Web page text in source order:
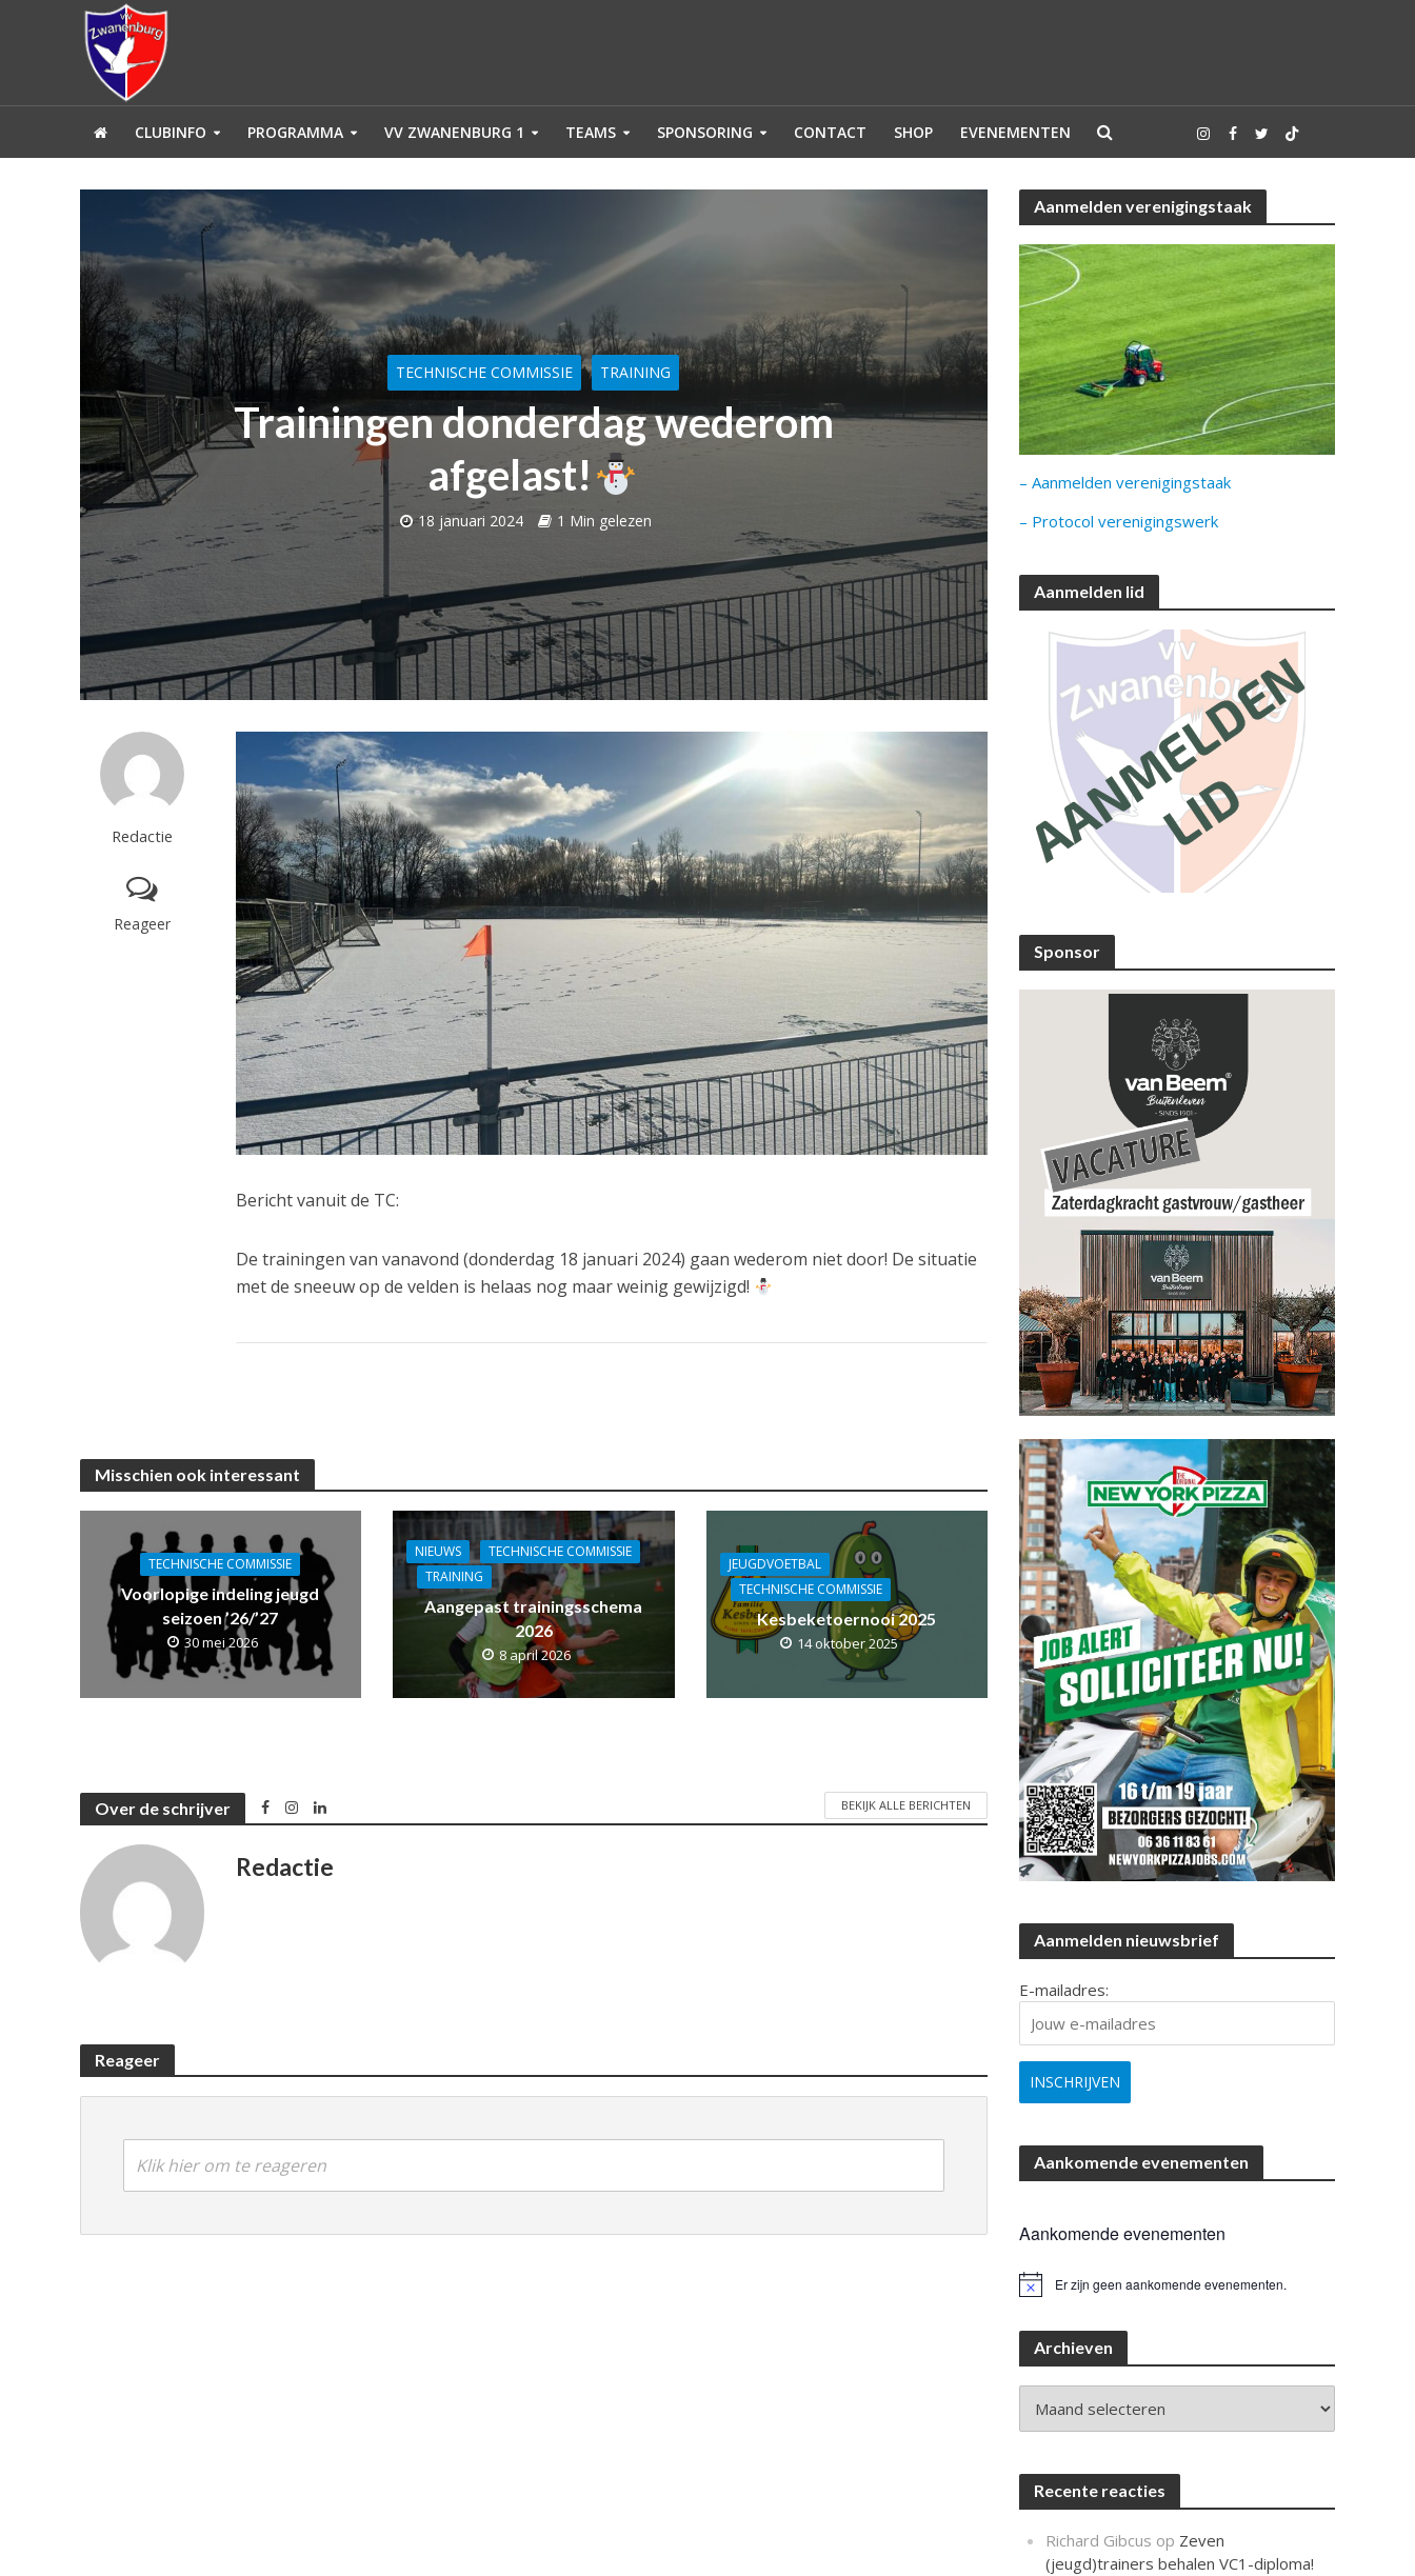
CLUBINFO PROGRAMMA VV ZWANENBURG 1 TEAMS SPONSORING CONTACT SHOP EVENEMENTEN
TECHNISCHE COMMISSIE TRAINING
Trainingen donderdag wederom
afgelast!
18 januari 2024 1 Min gelezen
Redactie
Reageer
Bericht vanuit de TC:
De trainingen van vanavond (donderdag 18 januari 2024) gaan wederom niet door! De situatie
met de sneeuw op de velden is helaas nog maar weinig gewijzigd!
Misschien ook interessant
TECHNISCHE COMMISSIE
Voorlopige indeling jeugd
seizoen ’26/’27
30 mei 2026
NIEUWS
TECHNISCHE COMMISSIE
TRAINING
Aangepast trainingsschema
2026
8 april 2026
JEUGDVOETBAL
TECHNISCHE COMMISSIE
Kesbeketoernooi 2025
14 oktober 2025
Over de schrijver BEKIJK ALLE BERICHTEN
Redactie
Reageer
Klik hier om te reageren
Aanmelden verenigingstaak
– Aanmelden verenigingstaak
– Protocol verenigingswerk
Aanmelden lid
Sponsor
Aanmelden nieuwsbrief
E-mailadres:
Aankomende evenementen
Aankomende evenementen
B
t
Er zijn geen aankomende evenementen.
Archieven
Recente reacties
Richard Gibcus op Zeven
(jeugd)trainers behalen VC1-diploma!